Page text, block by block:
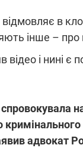
в
інше –
відео і нині
адвокат